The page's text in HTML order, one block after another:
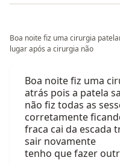
Boa noite fiz uma cirurgia
lugar após a cirurgia não
Boa noite fiz uma
atrás pois a patela
não fiz todas as
corretamente
fraca cai da escada
sair novamente
tenho que fazer